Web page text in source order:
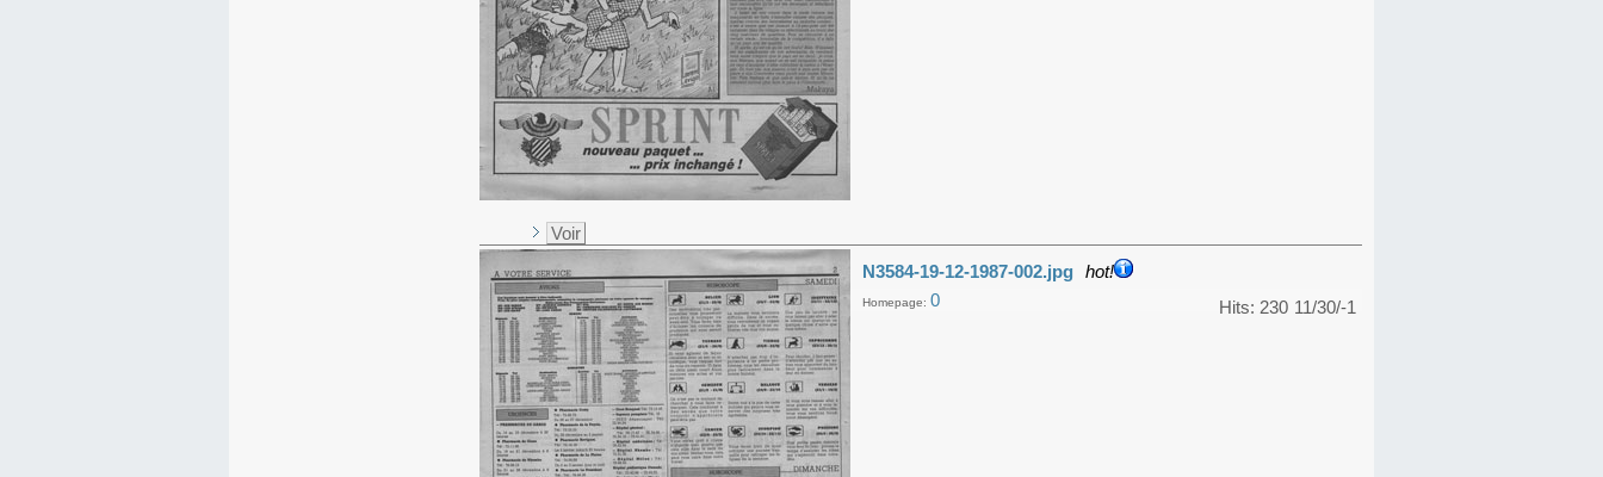
Voir
N3584-19-12-1987-002.jpg hot!
11/30/-1
Hits: 230
Homepage: 0